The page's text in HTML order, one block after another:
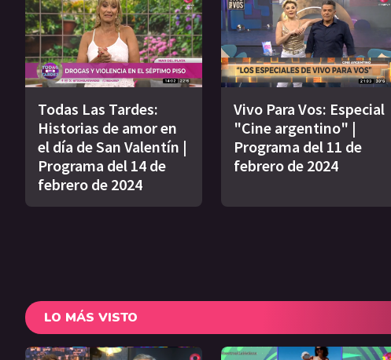
Todas Las Tardes:
Historias de amor en
el día de San Valentín |
Programa del 14 de
febrero de 2024
Vivo Para Vos: Especial
"Cine argentino" |
Programa del 11 de
febrero de 2024
LO MÁS VISTO